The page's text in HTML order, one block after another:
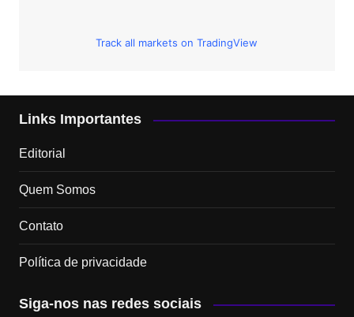
Track all markets on TradingView
Links Importantes
Editorial
Quem Somos
Contato
Política de privacidade
Siga-nos nas redes sociais